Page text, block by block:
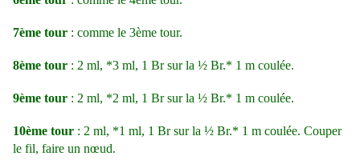
7ème tour : comme le 3ème tour.
8ème tour : 2 ml, *3 ml, 1 Br sur la ½ Br.* 1 m coulée.
9ème tour : 2 ml, *2 ml, 1 Br sur la ½ Br.* 1 m coulée.
10ème tour : 2 ml, *1 ml, 1 Br sur la ½ Br.* 1 m coulée. Couper
le fil, faire un nœud.